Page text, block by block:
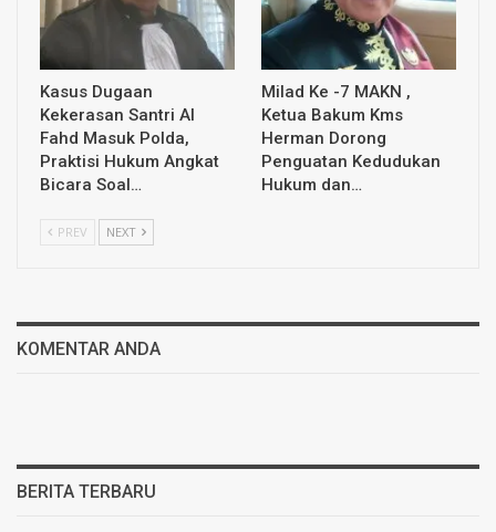
Kasus Dugaan
Kekerasan Santri Al
Fahd Masuk Polda,
Praktisi Hukum Angkat
Bicara Soal…
Milad Ke -7 MAKN ,
Ketua Bakum Kms
Herman Dorong
Penguatan Kedudukan
Hukum dan…
PREV NEXT
KOMENTAR ANDA
BERITA TERBARU